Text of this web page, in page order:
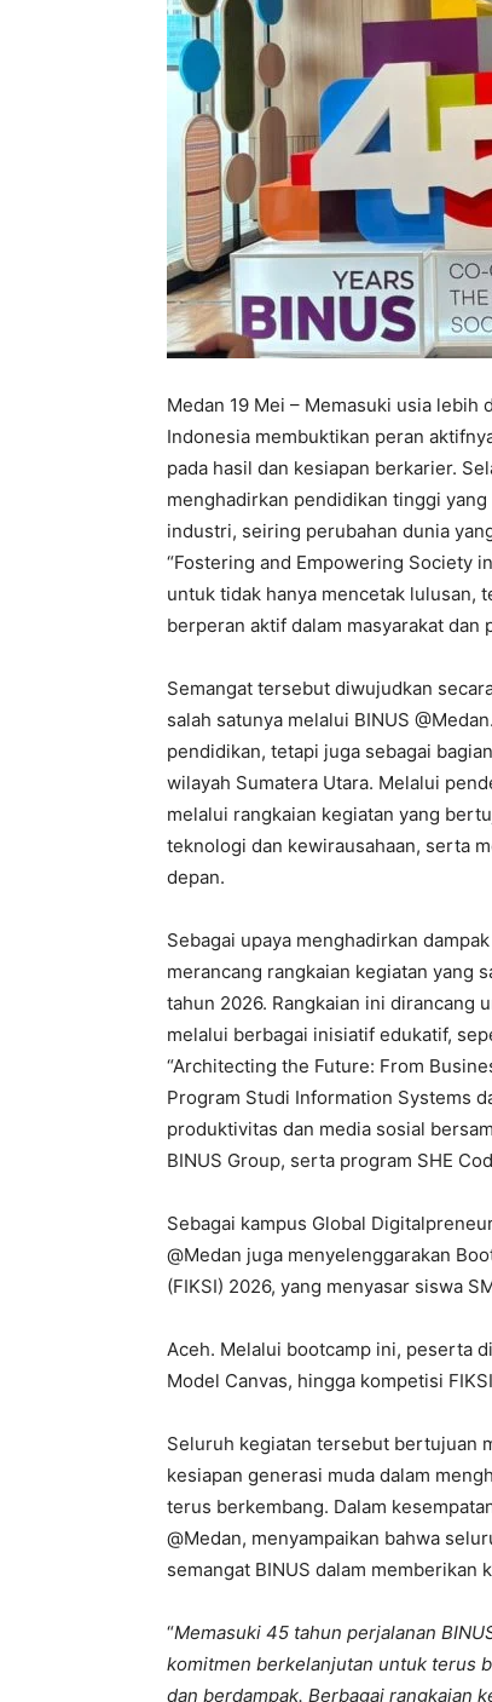
Medan 19 Mei – Memasuki usia
Indonesia membuktikan peran
pada hasil dan kesiapan berkarier.
menghadirkan pendidikan tinggi
industri, seiring perubahan dunia
“Fostering and Empowering Society
untuk tidak hanya mencetak lulusan,
berperan aktif dalam masyarakat dan
Semangat tersebut diwujudkan
salah satunya melalui BINUS
pendidikan, tetapi juga sebagai
wilayah Sumatera Utara. Melalui
melalui rangkaian kegiatan yang
teknologi dan kewirausahaan, serta
depan.
Sebagai upaya menghadirkan
merancang rangkaian kegiatan yang
tahun 2026. Rangkaian ini dirancang
melalui berbagai inisiatif edukatif,
“Architecting the Future: From
Program Studi Information Systems
produktivitas dan media sosial
BINUS Group, serta program SHE
Sebagai kampus Global
@Medan juga menyelenggarakan
(FIKSI) 2026, yang menyasar siswa
Aceh. Melalui bootcamp ini, peserta
Model Canvas, hingga kompetisi
Seluruh kegiatan tersebut bertujuan
kesiapan generasi muda dalam
terus berkembang. Dalam
@Medan, menyampaikan bahwa
semangat BINUS dalam memberikan
“Memasuki 45 tahun perjalanan
komitmen berkelanjutan untuk terus
dan berdampak. Berbagai rangkaian